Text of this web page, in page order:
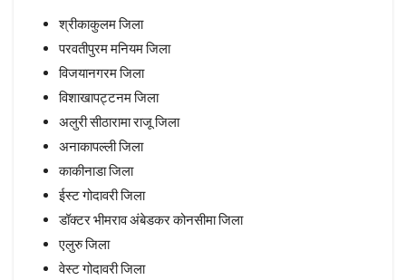
श्रीकाकुलम जिला
परवतीपुरम मनियम जिला
विजयानगरम जिला
विशाखापट्टनम जिला
अलुरी सीठारामा राजू जिला
अनाकापल्ली जिला
काकीनाडा जिला
ईस्ट गोदावरी जिला
डॉक्टर भीमराव अंबेडकर कोनसीमा जिला
एलुरु जिला
वेस्ट गोदावरी जिला